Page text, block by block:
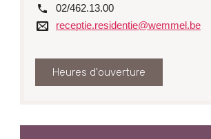
tél.
02/462.13.00
Courrielreceptie.residentie@wemmel.be
Heures d'ouverture